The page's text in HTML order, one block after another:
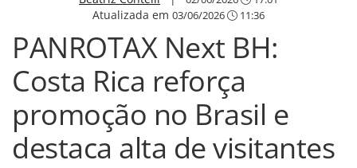
Atualizada em 03/06/2026 11:36
PANROTAX Next BH:
Costa Rica reforça
promoção no Brasil e
destaca alta de visitantes